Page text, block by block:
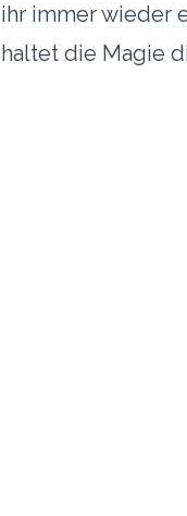
ihr immer wieder
haltet die Magie